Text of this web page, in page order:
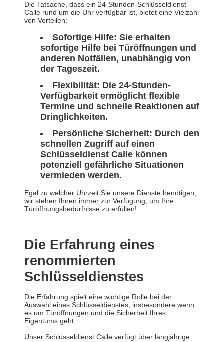
Die Tatsache, dass ein 24-Stunden-Schlüsseldienst
Calle rund um die Uhr verfügbar ist, bietet eine Vielzahl
von Vorteilen:
Sofortige Hilfe: Sie erhalten
sofortige Hilfe bei Türöffnungen und
anderen Notfällen, unabhängig von
der Tageszeit.
Flexibilität: Die 24-Stunden-
Verfügbarkeit ermöglicht flexible
Termine und schnelle Reaktionen auf
Dringlichkeiten.
Persönliche Sicherheit: Durch den
schnellen Zugriff auf einen
Schlüsseldienst Calle können
potenziell gefährliche Situationen
vermieden werden.
Egal zu welcher Uhrzeit Sie unsere Dienste benötigen,
wir stehen Ihnen immer zur Verfügung, um Ihre
Türöffnungsbedürfnisse zu erfüllen!
Die Erfahrung eines
renommierten
Schlüsseldienstes
Die Erfahrung spielt eine wichtige Rolle bei der
Auswahl eines Schlüsseldienstes, insbesondere wenn
es um Türöffnungen und die Sicherheit Ihres
Eigentums geht.
Unser Schlüsseldienst Calle verfügt über langjährige